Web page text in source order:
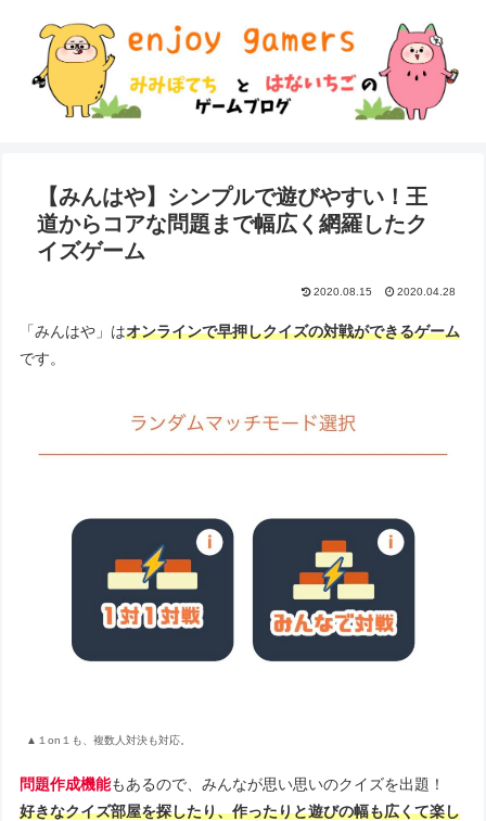
【みんはや】シンプルで遊びやすい！王
道からコアな問題まで幅広く網羅したク
イズゲーム
2020.08.15 2020.04.28
「みんはや」はオンラインで早押しクイズの対戦ができるゲーム
です。
▲１on１も、複数人対決も対応。
問題作成機能もあるので、みんなが思い思いのクイズを出題！
好きなクイズ部屋を探したり、作ったりと遊びの幅も広くて楽し